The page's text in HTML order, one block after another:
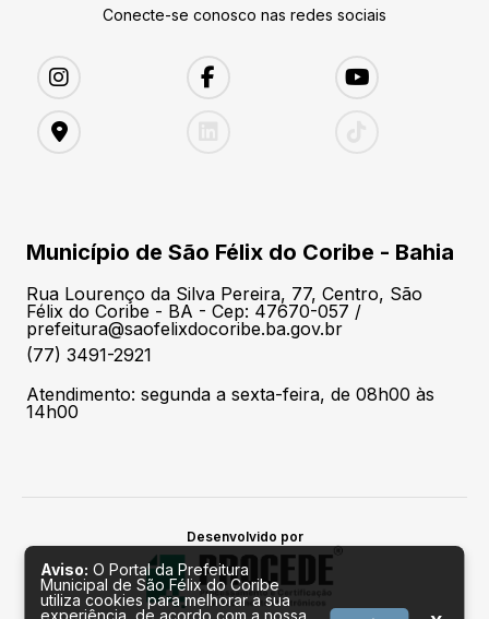
Conecte-se conosco nas redes sociais
Município de São Félix do Coribe - Bahia
Rua Lourenço da Silva Pereira, 77, Centro, São
Félix do Coribe - BA - Cep: 47670-057 /
prefeitura@saofelixdocoribe.ba.gov.br
(77) 3491-2921
Atendimento: segunda a sexta-feira, de 08h00 às
14h00
Desenvolvido por
Aviso: O Portal da Prefeitura
Municipal de São Félix do Coribe
utiliza cookies para melhorar a sua
experiência, de acordo com a nossa